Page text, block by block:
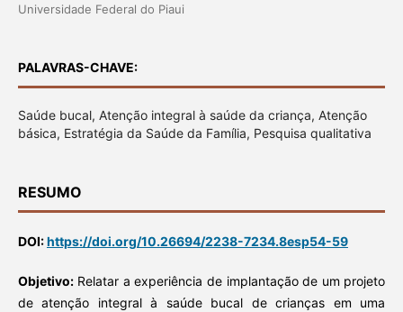
Universidade Federal do Piaui
PALAVRAS-CHAVE:
Saúde bucal, Atenção integral à saúde da criança, Atenção
básica, Estratégia da Saúde da Família, Pesquisa qualitativa
RESUMO
DOI:https://doi.org/10.26694/2238-7234.8esp54-59
Objetivo:Relatar a experiência de implantação de um projeto
de atenção integral à saúde bucal de crianças em uma